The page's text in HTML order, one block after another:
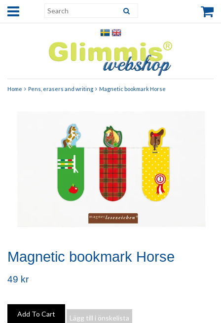
Home Pens, erasers and writing Magnetic bookmark Horse
Magnetic bookmark Horse
49 kr
Lägg till i önskelista